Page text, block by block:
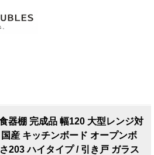
器棚 完成品 幅120 大型レンジ対
産 キッチンボード オープンボ
203 ハイタイプ / 引き戸 ガラス